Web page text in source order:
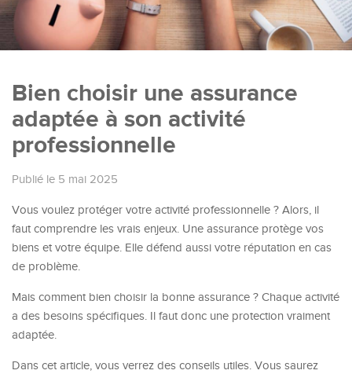
Bien choisir une assurance
adaptée à son activité
professionnelle
Publié le 5 mai 2025
Vous voulez protéger votre activité professionnelle ? Alors, il
faut comprendre les vrais enjeux. Une assurance protège vos
biens et votre équipe. Elle défend aussi votre réputation en cas
de problème.
Mais comment bien choisir la bonne assurance ? Chaque activité
a des besoins spécifiques. Il faut donc une protection vraiment
adaptée.
Dans cet article, vous verrez des conseils utiles. Vous saurez